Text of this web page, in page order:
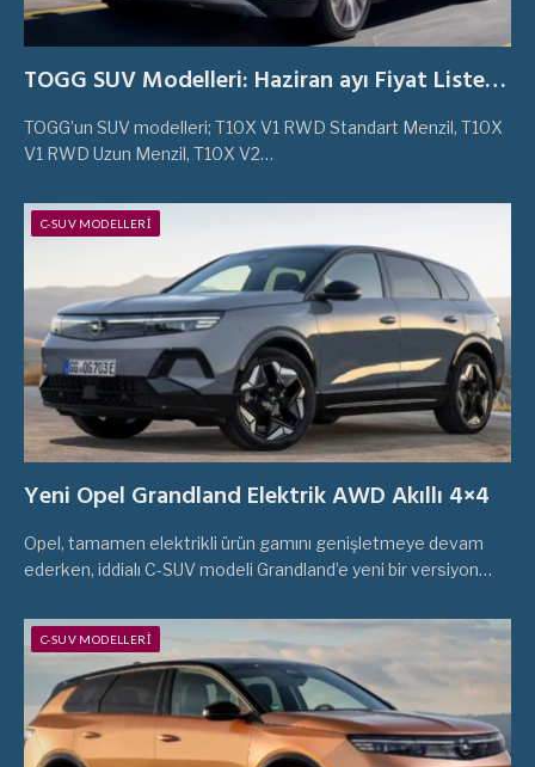
TOGG SUV Modelleri: Haziran ayı Fiyat Listesi
ve Kampanyaları 2026
TOGG’un SUV modelleri; T10X V1 RWD Standart Menzil, T10X
V1 RWD Uzun Menzil, T10X V2…
C-SUV MODELLERI
Yeni Opel Grandland Elektrik AWD Akıllı 4×4
Opel, tamamen elektrikli ürün gamını genişletmeye devam
ederken, iddialı C-SUV modeli Grandland’e yeni bir versiyon…
C-SUV MODELLERI